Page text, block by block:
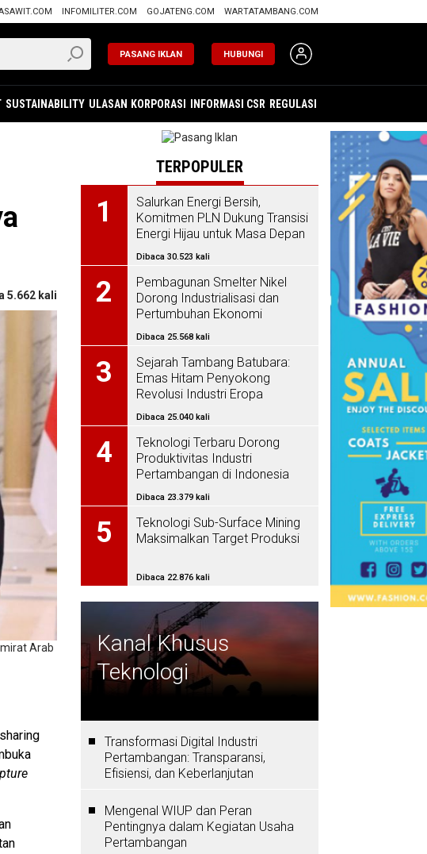
INFOMILITER.COM GOJATENG.COM WARTATAMBANG.COM
PASANG IKLAN HUBUNGI
SUSTAINABILITY ULASAN KORPORASI INFORMASI CSR REGULASI
5.662 kali
Arab
TERPOPULER
1
Salurkan Energi Bersih,
Komitmen PLN Dukung Transisi
Energi Hijau untuk Masa Depan
Indonesia
Dibaca 30.523 kali
2
Pembagunan Smelter Nikel
Dorong Industrialisasi dan
Pertumbuhan Ekonomi
Dibaca 25.568 kali
3
Sejarah Tambang Batubara:
Emas Hitam Penyokong
Revolusi Industri Eropa
Dibaca 25.040 kali
4
Teknologi Terbaru Dorong
Produktivitas Industri
Pertambangan di Indonesia
Dibaca 23.379 kali
5
Teknologi Sub-Surface Mining
Maksimalkan Target Produksi
Dibaca 22.876 kali
Kanal Khusus
Teknologi
Transformasi Digital Industri
Pertambangan: Transparansi,
Efisiensi, dan Keberlanjutan
Mengenal WIUP dan Peran
Pentingnya dalam Kegiatan Usaha
Pertambangan